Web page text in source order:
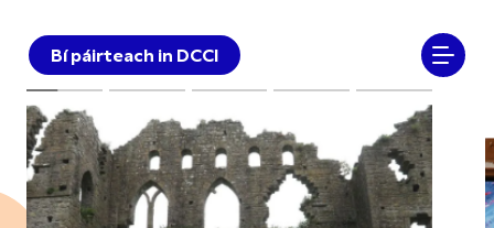
Bí páirteach in DCCI